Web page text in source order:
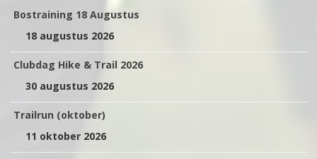
Bostraining 18 Augustus
18 augustus 2026
Clubdag Hike & Trail 2026
30 augustus 2026
Trailrun (oktober)
11 oktober 2026